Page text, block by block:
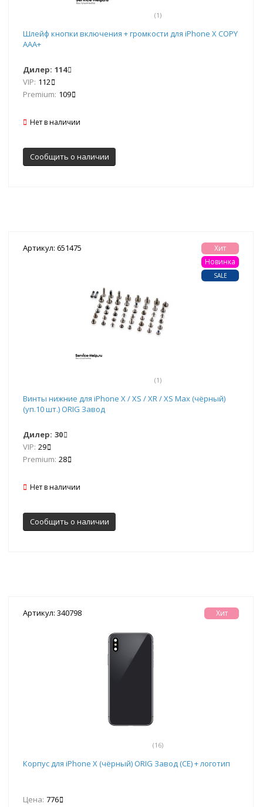
(1)
Шлейф кнопки включения + громкости для iPhone X COPY
AAA+
Дилер: 114
VIP: 112
Premium: 109
Нет в наличии
Сообщить о наличии
Артикул: 651475
(1)
Хит
Новинка
SALE
Винты нижние для iPhone X / XS / XR / XS Max (чёрный)
(уп.10 шт.) ORIG Завод
Дилер: 30
VIP: 29
Premium: 28
Нет в наличии
Сообщить о наличии
Артикул: 340798
(16)
Хит
Корпус для iPhone X (чёрный) ORIG Завод (CE) + логотип
Цена: 776